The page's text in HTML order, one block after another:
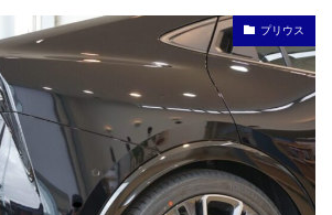
プリウス